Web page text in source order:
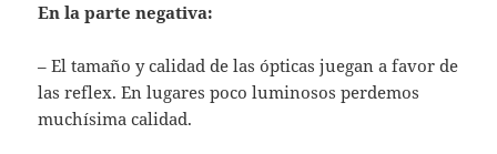
En la parte negativa:
– El tamaño y calidad de las ópticas juegan a favor de
las reflex. En lugares poco luminosos perdemos
muchísima calidad.